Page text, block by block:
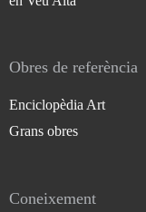
Obres de referència
Enciclopèdia Art
Grans obres
Coneixement